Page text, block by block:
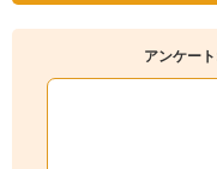
アンケー